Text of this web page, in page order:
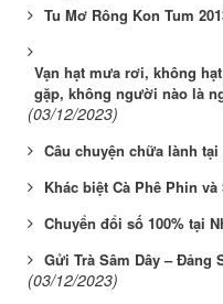
Tu Mơ Rông Kon Tum
Vạn hạt mưa rơi, không
gặp, không người nào là
(03/12/2023)
Câu chuyện chữa lành
Khác biệt Cà Phê Phin và
Chuyển đổi số 100% tại
Gửi Trà Sâm Dây – Đảng
(03/12/2023)